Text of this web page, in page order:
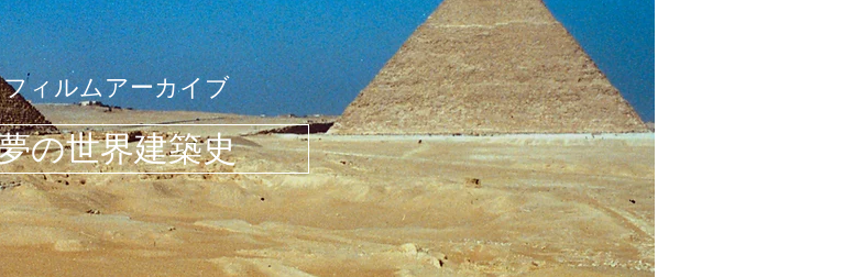
フィルムアーカイブ
の世界建築史